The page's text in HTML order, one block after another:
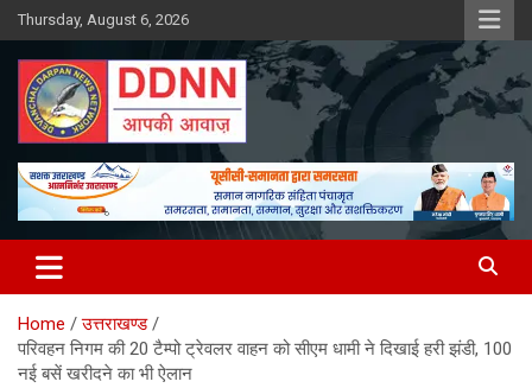
Skip
to
content
Thursday, August 6, 2026
DDNN
Home
उत्तराखण्ड
परिवहन निगम की 20 टैम्पो ट्रेवलर वाहन को सीएम धामी ने दिखाई हरी झंडी, 100
नई बसें खरीदने का भी ऐलान